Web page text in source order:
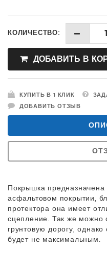
КОЛИЧЕСТВО:
ДОБАВИТЬ В
КУПИТЬ В 1 КЛИК
ДОБАВИТЬ ОТЗЫВ
Покрышка
асфальтовом покрытии,
протектора она имеет
сцепление. Так же можно
грунтовую дорогу,
будет не максимальным.